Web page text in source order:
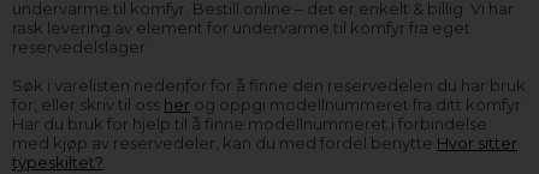
undervarme til komfyr. Bestill online – det er enkelt & billig. Vi har
rask levering av element for undervarme til komfyr fra eget
reservedelslager.
Søk i varelisten nedenfor for å finne den reservedelen du har bruk
for, eller skriv til oss her og oppgi modellnummeret fra ditt komfyr.
Har du bruk for hjelp til å finne modellnummeret i forbindelse
med kjøp av reservedeler, kan du med fordel benytte Hvor sitter
typeskiltet?